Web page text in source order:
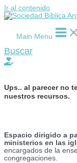
Ir al contenido
Main Menu
Buscar
Ups.. al parecer no
nuestros recursos.
Espacio dirigido a
ministerios en las
encargados de la
congregaciones.